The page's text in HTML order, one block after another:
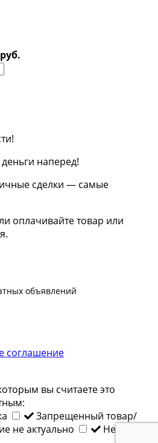
наперед!
сделки — самые
оплачивайте товар или
объявлений
соглашение
вы считаете это
Запрещенный товар/
не актуально
Неверный